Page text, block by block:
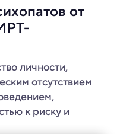
от
личности,
отсутствием
к риску и